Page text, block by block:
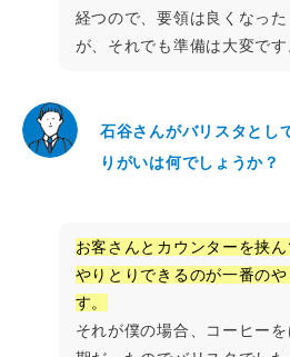
経つので、要領は良くなっ
が、それでも準備は大変です
石谷さんがバリスタとし
りがいは何でしょうか？
お客さんとカウンターを挟ん
やりとりできるのが一番の
す。
それが僕の場合、コーヒー